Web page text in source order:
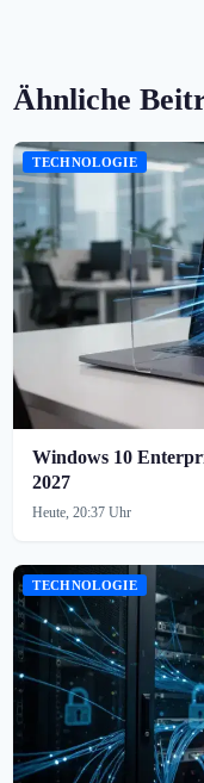
Ähnliche
TECHNOLOGIE
Windows 10
2027
Heute, 20:37 Uhr
TECHNOLOGIE